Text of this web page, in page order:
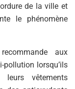
de la ville et
le phénomène
aux
lorsqu’ils
vêtements